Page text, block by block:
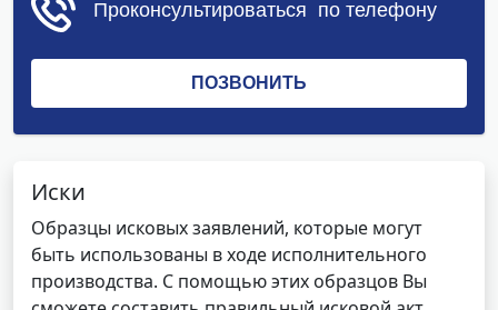
Иски
Образцы исковых заявлений, которые могут
быть использованы в ходе исполнительного
производства. С помощью этих образцов Вы